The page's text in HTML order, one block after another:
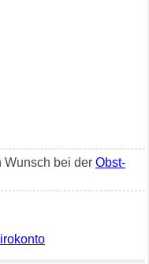
Wunsch bei der Obst-